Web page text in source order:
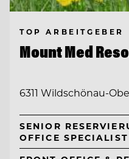
TOP ARBEITGEBER
Mount Med
6311 Wildschönau-
SENIOR
OFFICE